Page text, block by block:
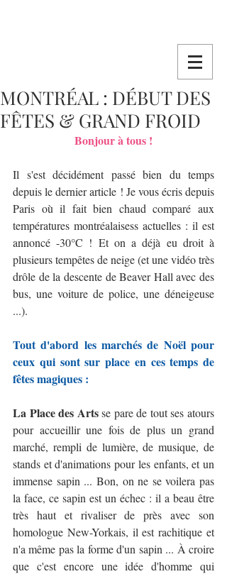
MONTRÉAL : DÉBUT DES
FÊTES & GRAND FROID
Bonjour à tous !
Il s'est décidément passé bien du temps
depuis le dernier article ! Je vous écris depuis
Paris où il fait bien chaud comparé aux
températures montréalaisess actuelles : il est
annoncé -30°C ! Et on a déjà eu droit à
plusieurs tempêtes de neige (et une vidéo très
drôle de la descente de Beaver Hall avec des
bus, une voiture de police, une déneigeuse
...).
Tout d'abord les marchés de Noël pour
ceux qui sont sur place en ces temps de
fêtes magiques :
La Place des Arts se pare de tout ses atours
pour accueillir une fois de plus un grand
marché, rempli de lumière, de musique, de
stands et d'animations pour les enfants, et un
immense sapin ... Bon, on ne se voilera pas
la face, ce sapin est un échec : il a beau être
très haut et rivaliser de près avec son
homologue New-Yorkais, il est rachitique et
n'a même pas la forme d'un sapin ... À croire
que c'est encore une idée d'homme qui